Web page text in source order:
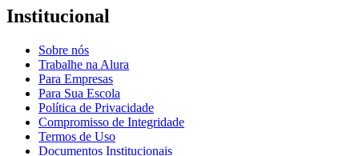
Institucional
Sobre nós
Trabalhe na Alura
Para Empresas
Para Sua Escola
Política de Privacidade
Compromisso de Integridade
Termos de Uso
Documentos Institucionais